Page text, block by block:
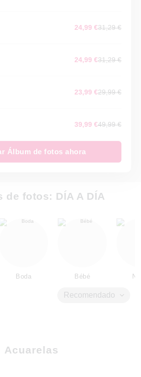
24,99 €31,29 €
24,99 €31,29 €
23,99 €29,99 €
39,99 €49,99 €
Álbum de fotos ahora
de fotos: DÍA A DÍA
Boda Bébé
Recomendado
Acuarelas